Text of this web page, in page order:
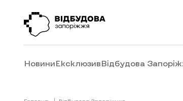
НовиниЕксклюзивВідбудова